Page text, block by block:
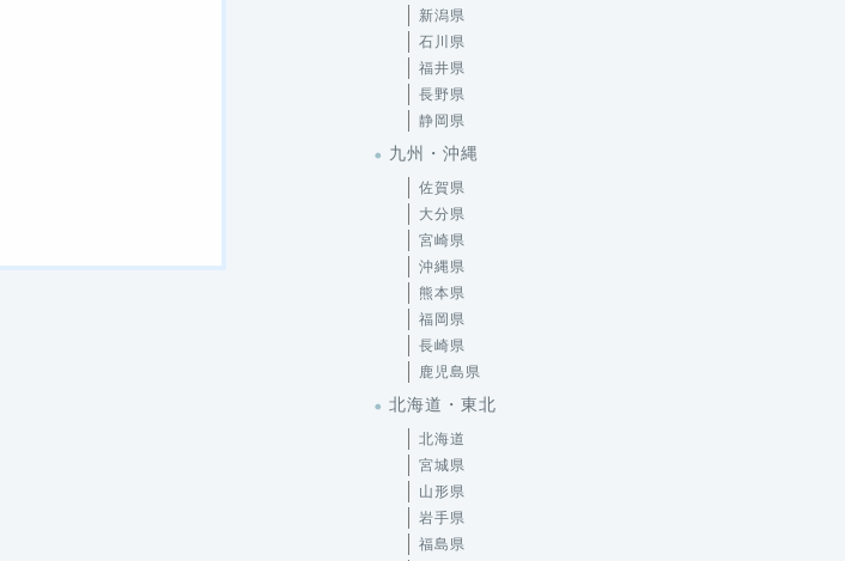
新潟県
石川県
福井県
長野県
静岡県
九州・沖縄
佐賀県
大分県
宮崎県
沖縄県
熊本県
福岡県
長崎県
鹿児島県
北海道・東北
北海道
宮城県
山形県
岩手県
福島県